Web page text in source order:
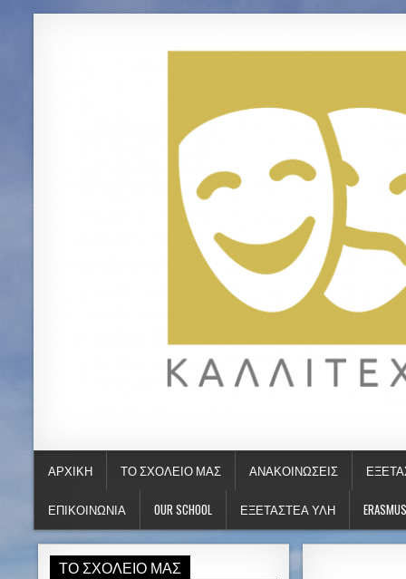
ΚΑΛΛΙΤΕΧΝΙΚΟ ΓΥΜΝΑΣΙΟ
ΑΡΧΙΚΉ ΤΟ ΣΧΟΛΕΊΟ ΜΑΣ ΑΝΑΚΟΙΝΏΣΕΙΣ
ΕΠΙΚΟΙΝΩΝΊΑ OUR SCHOOL ΕΞΕΤΑΣΤΕΑ ΥΛΗ ERASMUS
ΤΟ ΣΧΟΛΕΊΟ ΜΑΣ